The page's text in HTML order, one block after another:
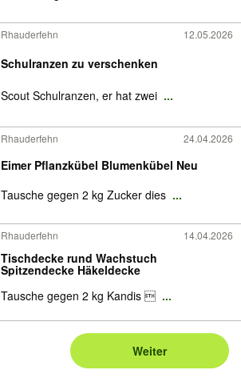
Rhauderfehn 12.05.2026
Schulranzen zu verschenken
Scout Schulranzen, er hat zwei ...
Rhauderfehn 24.04.2026
Eimer Pflanzkübel Blumenkübel Neu
Tausche gegen 2 kg Zucker dies ...
Rhauderfehn 14.04.2026
Tischdecke rund Wachstuch
Spitzendecke Häkeldecke
Tausche gegen 2 kg Kandis  ...
Weiter